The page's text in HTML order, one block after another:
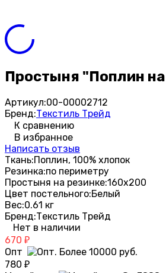
Простыня "Поплин
Артикул:00-00002712
Бренд:Текстиль Трейд
К сравнению
В избранное
Написать отзыв
Ткань:Поплин, 100% хлопок
Резинка:по периметру
Простыня на резинке:160х200
Цвет постельного:Белый
Вес:0.61 кг
Бренд:Текстиль Трейд
Нет в наличии
670 ₽
Опт
780 ₽